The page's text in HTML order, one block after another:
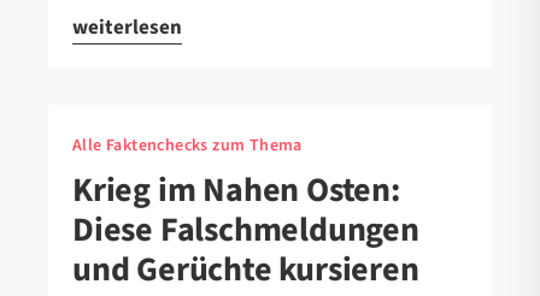
weiterlesen
Alle Faktenchecks zum Thema
Krieg im Nahen Osten:
Diese Falschmeldungen
und Gerüchte kursieren